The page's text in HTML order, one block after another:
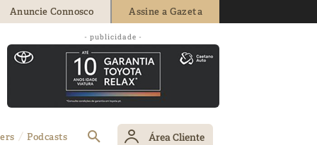
Anuncie Connosco Assine a Gazeta
- publicidade -
Podcasts Área Cliente